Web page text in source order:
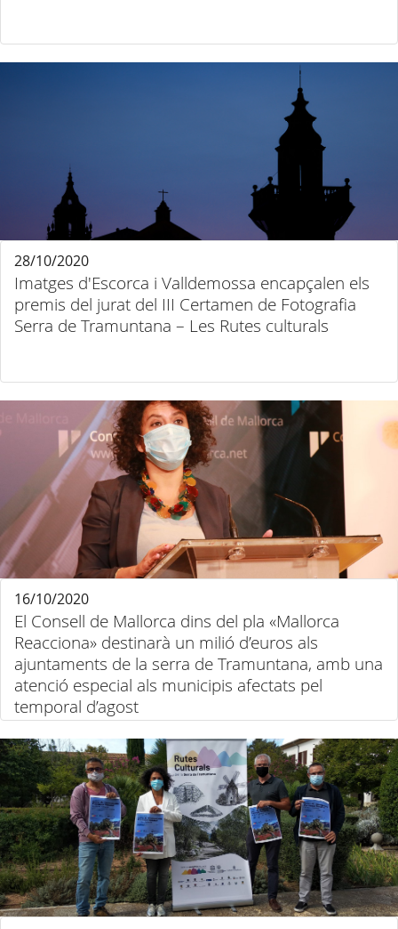
Imatges d'Escorca i Valldemossa encapçalen els
premis del jurat del III Certamen de Fotografia
Serra de Tramuntana – Les Rutes culturals
28/10/2020
El Consell de Mallorca dins del pla «Mallorca
Reacciona» destinarà un milió d’euros als
ajuntaments de la serra de Tramuntana, amb una
atenció especial als municipis afectats pel
temporal d’agost
16/10/2020